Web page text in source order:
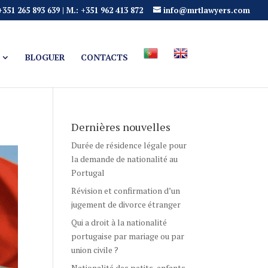
265 893 639 | M.: +351 962 413 872 info@mrtlawyers.com
BLOGUER CONTACTS
Dernières nouvelles
Durée de résidence légale pour
la demande de nationalité au
Portugal
Révision et confirmation d’un
jugement de divorce étranger
Qui a droit à la nationalité
portugaise par mariage ou par
union civile ?